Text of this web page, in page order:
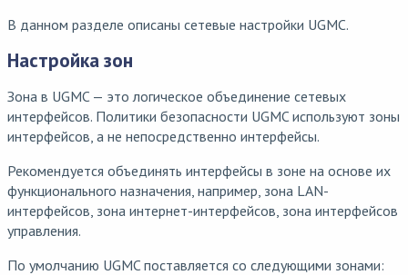
В данном разделе описаны сетевые настройки UGMC.
Настройка зон
Зона в UGMC — это логическое объединение сетевых
интерфейсов. Политики безопасности UGMC используют зоны
интерфейсов, а не непосредственно интерфейсы.
Рекомендуется объединять интерфейсы в зоне на основе их
функционального назначения, например, зона LAN-
интерфейсов, зона интернет-интерфейсов, зона интерфейсов
управления.
По умолчанию UGMC поставляется со следующими зонами: